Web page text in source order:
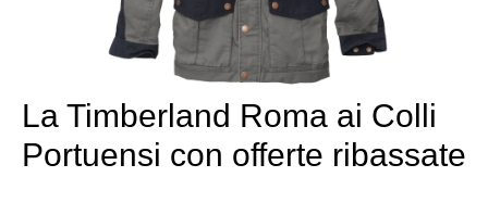
La Timberland Roma ai Colli
Portuensi con offerte ribassate